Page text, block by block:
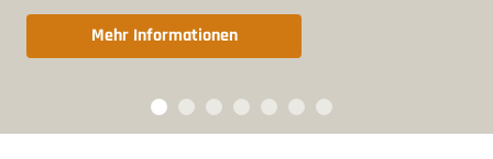
Mehr Informationen